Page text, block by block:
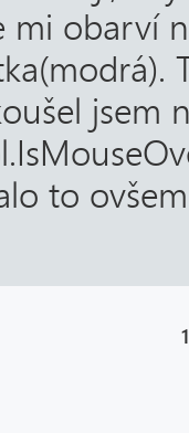
mi obarví
jsem
to
1